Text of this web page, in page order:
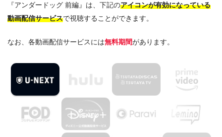
2.3
2.4映画『アンダードッグ 前編』制作スタッフ
3.1 『アンダードッグ 後編』（2020年）
3.2『ホテルローヤル』（2020年）
3.3 『モテキ』（2011年）
映画『アンダードッグ 前編』の動画はDailymotionや
『アンダードッグ 前編』は、下記のアイコンが有効になっている
動画配信サービスで視聴することができます。
なお、各動画配信サービスには無料期間があります。